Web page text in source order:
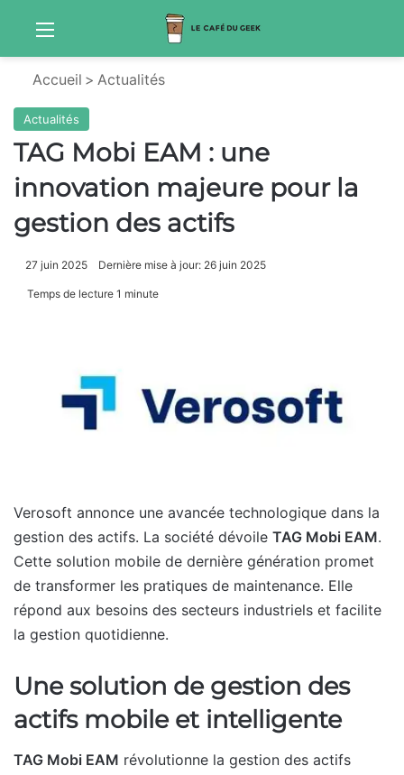
Menu
Accueil > Actualités
Actualités
TAG Mobi EAM : une
innovation majeure pour la
gestion des actifs
27 juin 2025 Dernière mise à jour: 26 juin 2025
Temps de lecture 1 minute
Verosoft annonce une avancée technologique dans la
gestion des actifs. La société dévoile TAG Mobi EAM.
Cette solution mobile de dernière génération promet
de transformer les pratiques de maintenance. Elle
répond aux besoins des secteurs industriels et facilite
la gestion quotidienne.
Une solution de gestion des
actifs mobile et intelligente
TAG Mobi EAM révolutionne la gestion des actifs